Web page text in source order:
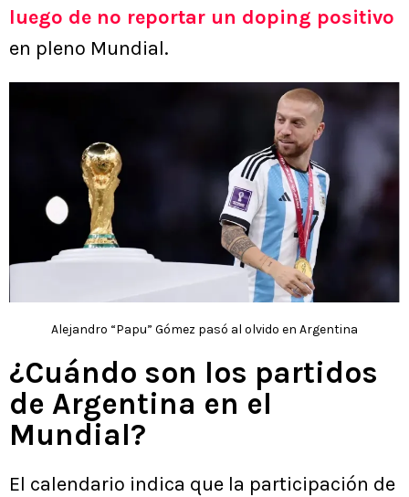
luego de no reportar un doping positivo
en pleno Mundial.
Alejandro “Papu” Gómez pasó al olvido en Argentina
¿Cuándo son los partidos
de Argentina en el
Mundial?
El calendario indica que la participación de